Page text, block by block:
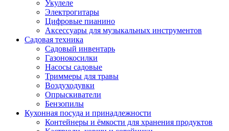
Укулеле
Электрогитары
Цифровые пианино
Аксессуары для музыкальных инструментов
Садовая техника
Садовый инвентарь
Газонокосилки
Насосы садовые
Триммеры для травы
Воздуходувки
Опрыскиватели
Бензопилы
Кухонная посуда и принадлежности
Контейнеры и ёмкости для хранения продуктов